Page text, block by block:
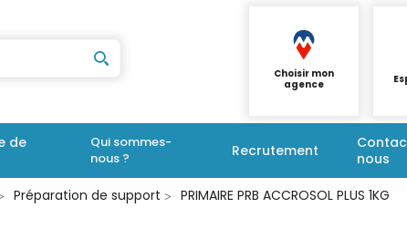
Choisir mon
agence
de
Qui sommes-
nous ?
Recrutement
nous
Préparation de support PRIMAIRE PRB ACCROSOL PLUS 1KG